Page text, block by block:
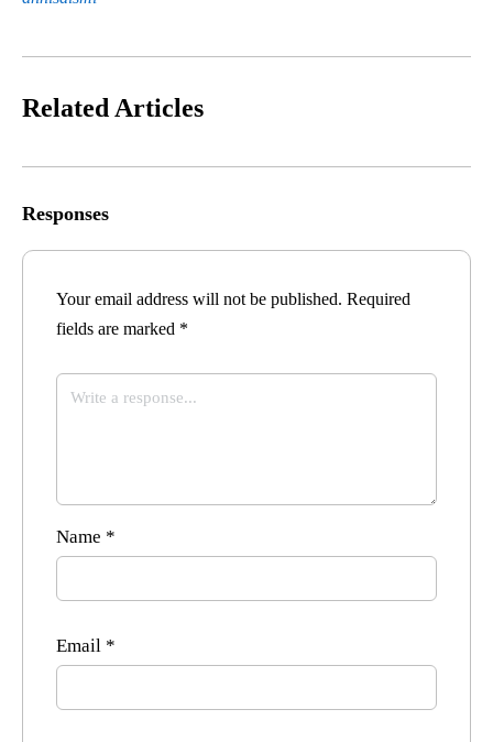
Related Articles
Responses
Your email address will not be published. Required
fields are marked *
Name *
Email *